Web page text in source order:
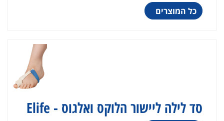
כל המוצרים
סד לילה ליישור הלוקס ואלגוס - Elife